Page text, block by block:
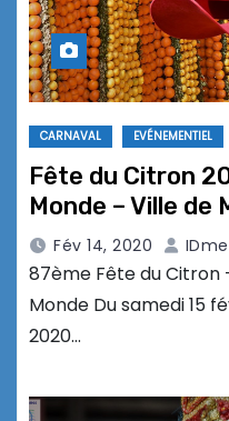
CARNAVAL EVÉNEMENTIEL
Fête du Citron
Monde – Ville de
Fév 14, 2020
87ème Fête du Citron
Monde Du samedi 15
2020…